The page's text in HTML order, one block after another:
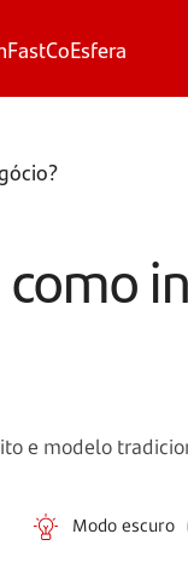
FastCoEsfera
e modelo
Modo escuro